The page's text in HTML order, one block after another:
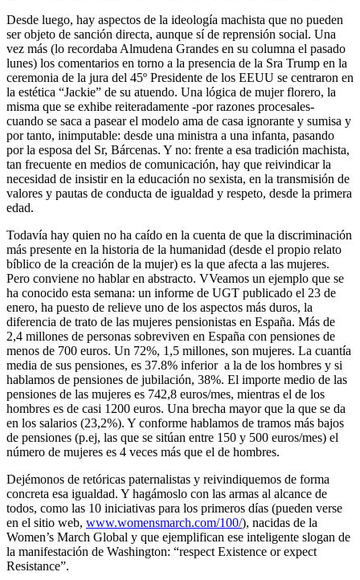
Desde luego, hay aspectos de la ideología machista que no pueden
ser objeto de sanción directa, aunque sí de reprensión social. Una
vez más (lo recordaba Almudena Grandes en su columna el pasado
lunes) los comentarios en torno a la presencia de la Sra Trump en la
ceremonia de la jura del 45º Presidente de los EEUU se centraron en
la estética “Jackie” de su atuendo. Una lógica de mujer florero, la
misma que se exhibe reiteradamente -por razones procesales-
cuando se saca a pasear el modelo ama de casa ignorante y sumisa y
por tanto, inimputable: desde una ministra a una infanta, pasando
por la esposa del Sr, Bárcenas. Y no: frente a esa tradición machista,
tan frecuente en medios de comunicación, hay que reivindicar la
necesidad de insistir en la educación no sexista, en la transmisión de
valores y pautas de conducta de igualdad y respeto, desde la primera
edad.
Todavía hay quien no ha caído en la cuenta de que la discriminación
más presente en la historia de la humanidad (desde el propio relato
bíblico de la creación de la mujer) es la que afecta a las mujeres.
Pero conviene no hablar en abstracto. VVeamos un ejemplo que se
ha conocido esta semana: un informe de UGT publicado el 23 de
enero, ha puesto de relieve uno de los aspectos más duros, la
diferencia de trato de las mujeres pensionistas en España. Más de
2,4 millones de personas sobreviven en España con pensiones de
menos de 700 euros. Un 72%, 1,5 millones, son mujeres. La cuantía
media de sus pensiones, es 37.8% inferior a la de los hombres y si
hablamos de pensiones de jubilación, 38%. El importe medio de las
pensiones de las mujeres es 742,8 euros/mes, mientras el de los
hombres es de casi 1200 euros. Una brecha mayor que la que se da
en los salarios (23,2%). Y conforme hablamos de tramos más bajos
de pensiones (p.ej, las que se sitúan entre 150 y 500 euros/mes) el
número de mujeres es 4 veces más que el de hombres.
Dejémonos de retóricas paternalistas y reivindiquemos de forma
concreta esa igualdad. Y hagámoslo con las armas al alcance de
todos, como las 10 iniciativas para los primeros días (pueden verse
en el sitio web, www.womensmarch.com/100/), nacidas de la
Women’s March Global y que ejemplifican ese inteligente slogan de
la manifestación de Washington: “respect Existence or expect
Resistance”.